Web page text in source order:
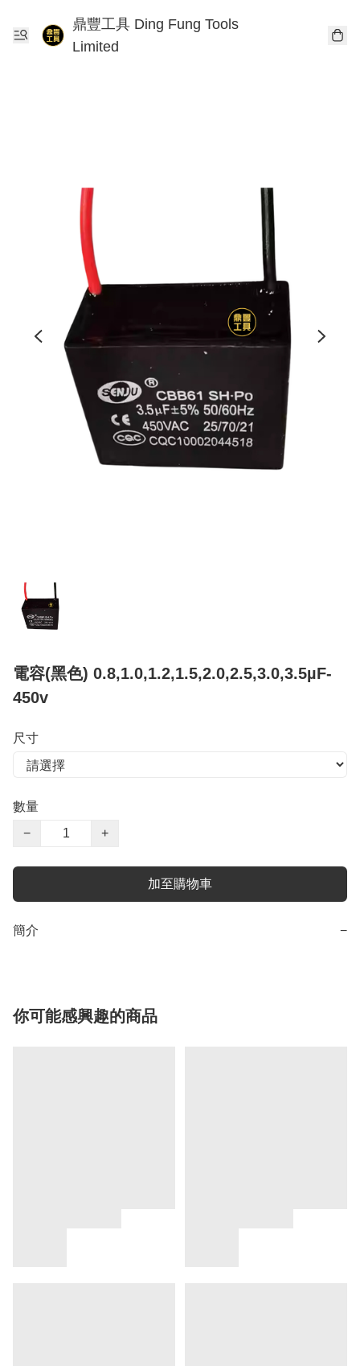
鼎豐工具 Ding Fung Tools
Limited
電容(黑色) 0.8,1.0,1.2,1.5,2.0,2.5,3.0,3.5µF-
450v
尺寸
數量
−
+
加至購物車
簡介 −
你可能感興趣的商品